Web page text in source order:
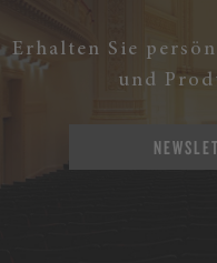
Erhalten Sie
und